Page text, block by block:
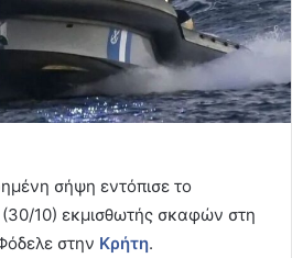
σήψη εντόπισε το
10) εκμισθωτής σκαφών στη
στην Κρήτη.